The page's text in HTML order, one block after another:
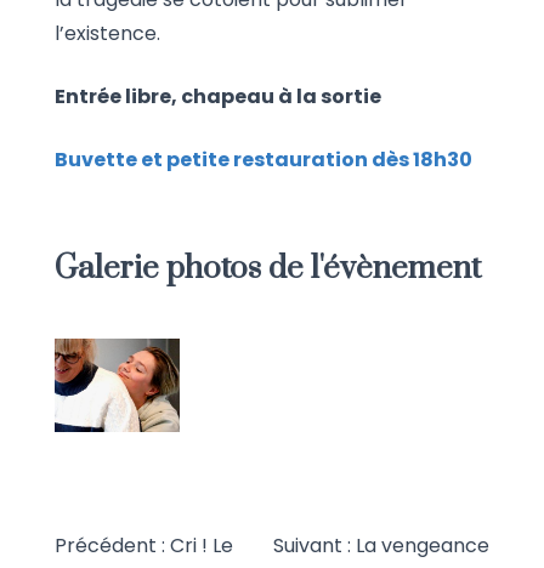
l’existence.
Entrée libre, chapeau à la sortie
Buvette et petite restauration dès 18h30
Galerie photos de l'évènement
Navigation
Précédent : Cri ! Le
Suivant : La vengeance